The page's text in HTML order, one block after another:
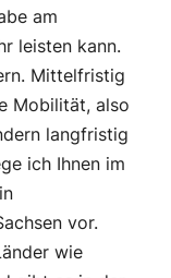
am
leisten kann.
Mittelfristig
Mobilität, also
langfristig
ich Ihnen im
vor.
wie